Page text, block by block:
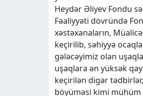
Heydər Əliyev Fondu
Fəaliyyəti dövründə
xəstəxanaların,
keçirilib, səhiyyə
gələcəyimiz olan
uşaqlara ən yüksək
keçirilən digər tədbirlər,
böyüməsi kimi mühüm